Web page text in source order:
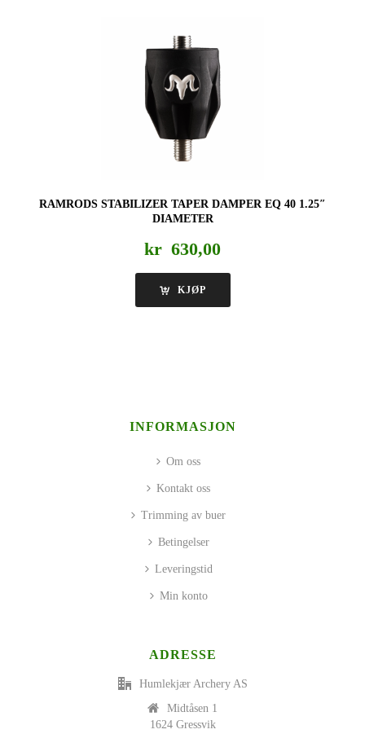
RAMRODS STABILIZER TAPER DAMPER EQ 40 1.25″
DIAMETER
kr 630,00
KJØP
INFORMASJON
Om oss
Kontakt oss
Trimming av buer
Betingelser
Leveringstid
Min konto
ADRESSE
Humlekjær Archery AS
Midtåsen 1
1624 Gressvik